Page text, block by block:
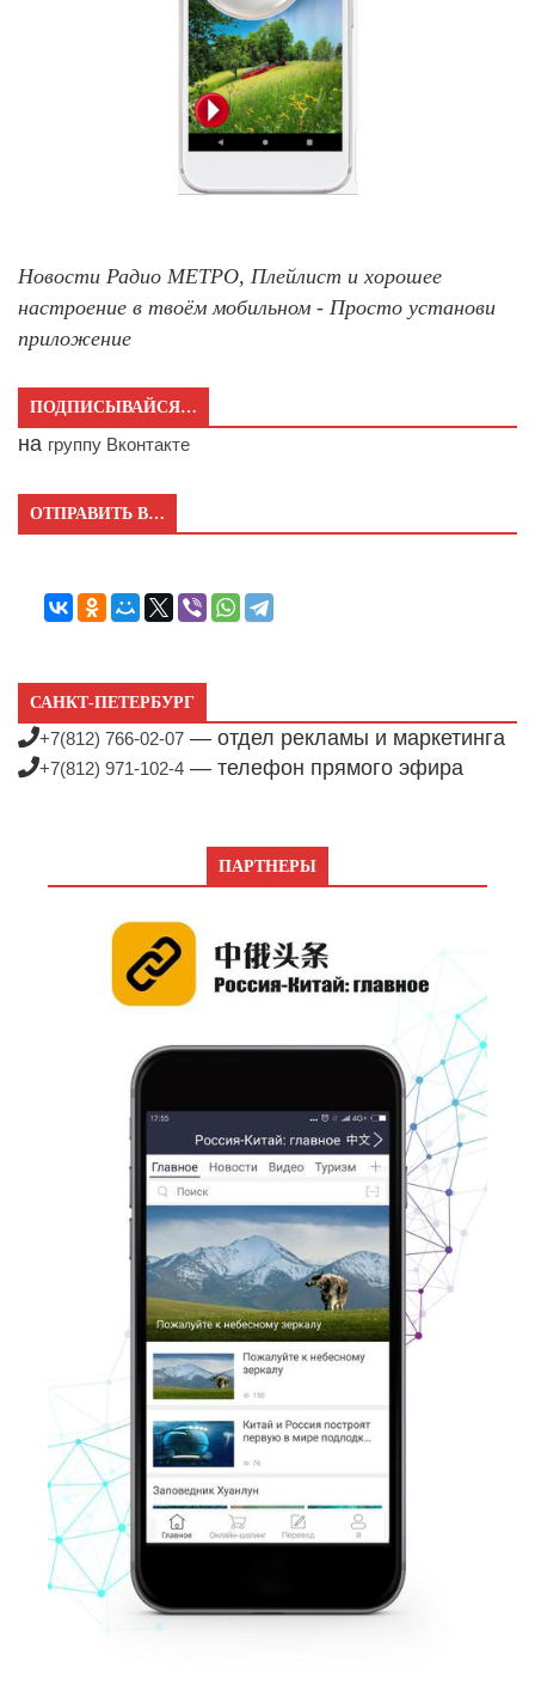
Новости Радио МЕТРО, Плейлист и хорошее
настроение в твоём мобильном - Просто установи
приложение
ПОДПИСЫВАЙСЯ…
на группу Вконтакте
ОТПРАВИТЬ В…
САНКТ-ПЕТЕРБУРГ
+7(812) 766-02-07 — отдел рекламы и маркетинга
+7(812) 971-102-4 — телефон прямого эфира
ПАРТНЕРЫ